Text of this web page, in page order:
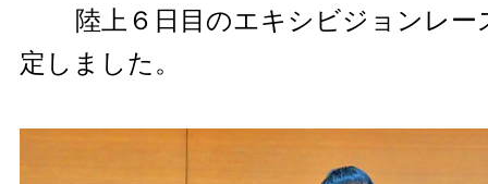
陸上６日目のエキシビジョンレー
定しました。